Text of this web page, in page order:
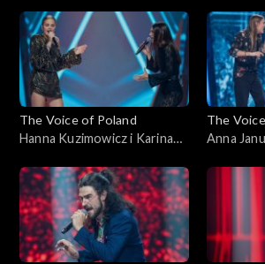
Poland”, Bitwy, 11
października 2025
Voice of
The Voice of Poland
Hanna Kuzimowicz i Karina
You Now”; „The Voice of
Poland”, Bitwy, 11
października 2025
The
Anna
Voice of